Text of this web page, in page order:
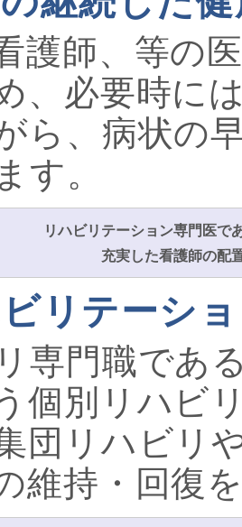
護師、等の
、必要時に
ら、病状の
す。
リハビリテーション専門医で
充実した看護師の配
リテーシ
専門職であ
個別リハビ
団リハビリ
維持・回復